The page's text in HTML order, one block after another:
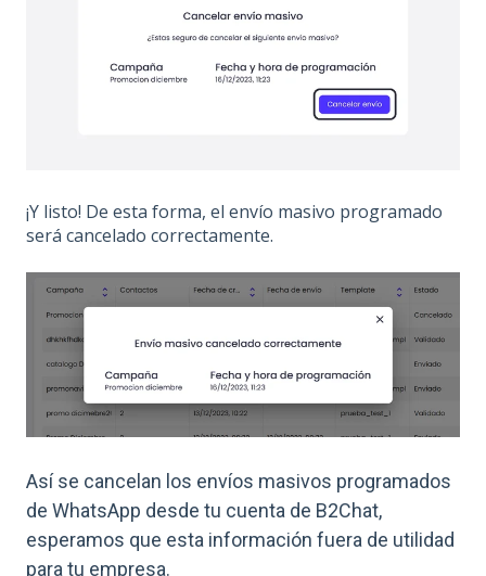
¡Y listo! De esta forma, el envío masivo programado
será cancelado correctamente.
Así se cancelan los envíos masivos programados
de WhatsApp desde tu cuenta de B2Chat,
esperamos que esta información fuera de utilidad
para tu empresa.